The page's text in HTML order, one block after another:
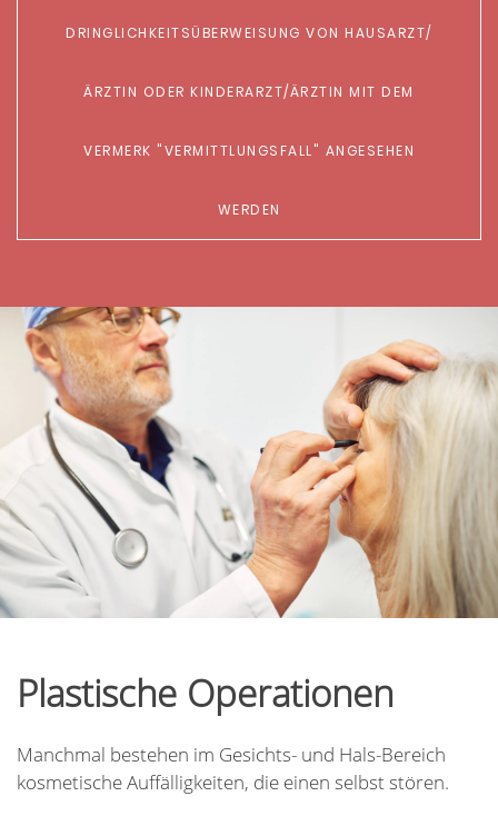
RINGLICHKEITSÜBERWEISUNG VON HAUSARZT/Ä
RZTIN ODER KINDERARZT/ÄRZTIN MIT DEM V
ERMERK "VERMITTLUNGSFALL" ANGESEHEN
WERDEN
Plastische Operationen
Manchmal bestehen im Gesichts- und Hals-Bereich
kosmetische Auffälligkeiten, die einen selbst stören.